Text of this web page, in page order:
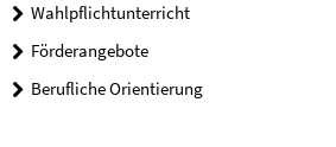
Wahlpflichtunterricht
Förderangebote
Berufliche Orientierung